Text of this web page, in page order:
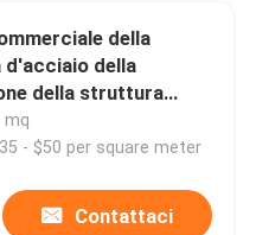
della
della
della struttura
mq
- $50 per square meter
Contattaci